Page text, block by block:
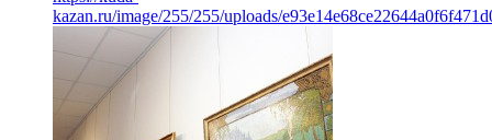
kazan.ru/image/255/255/uploads/